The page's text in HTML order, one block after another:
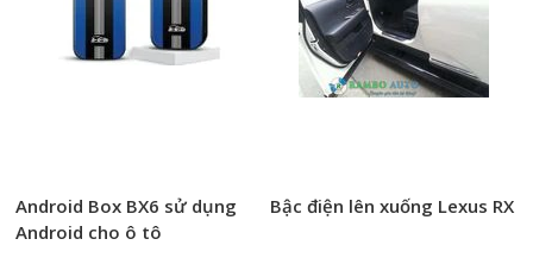
Android Box BX6 sử dụng
Android cho ô tô
Bậc điện lên xuống Lexus RX